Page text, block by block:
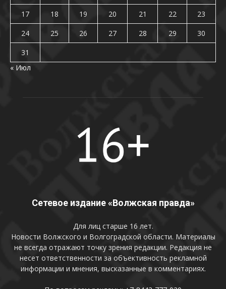
17
18 19 20 21 22
23
24
25 26 27 28 29
30
31
« Июл
Сетевое издание «Волжская правда»
Для лиц старше 16 лет.
Новости Волжского и Волгоградской области. Материалы
не всегда отражают точку зрения редакции. Редакция не
несет ответственности за объективность рекламной
информации и мнения, высказанные в комментариях.